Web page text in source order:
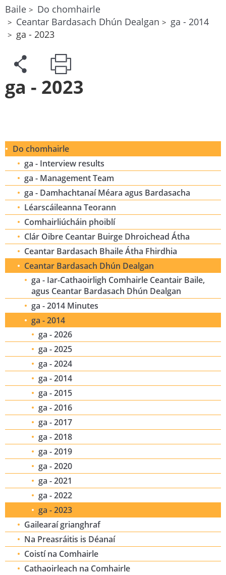
Baile
Do chomhairle
Ceantar Bardasach Dhún Dealgan
ga - 2014
ga - 2023
ga - 2023
Do chomhairle
ga - Interview results
ga - Management Team
ga - Damhachtanaí Méara agus Bardasacha
Léarscáileanna Teorann
Comhairliúcháin phoiblí
Clár Oibre Ceantar Buirge Dhroichead Átha
Ceantar Bardasach Bhaile Átha Fhirdhia
Ceantar Bardasach Dhún Dealgan
ga - Iar-Cathaoirligh Comhairle Ceantair Baile,
agus Ceantar Bardasach Dhún Dealgan
ga - 2014 Minutes
ga - 2014
ga - 2026
ga - 2025
ga - 2024
ga - 2014
ga - 2015
ga - 2016
ga - 2017
ga - 2018
ga - 2019
ga - 2020
ga - 2021
ga - 2022
ga - 2023
Gailearaí grianghraf
Na Preasráitis is Déanaí
Coistí na Comhairle
Cathaoirleach na Comhairle